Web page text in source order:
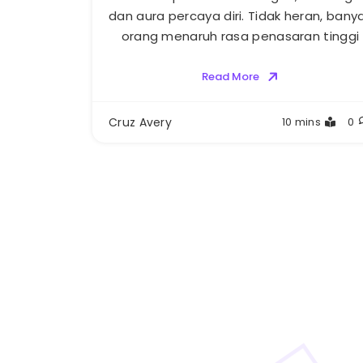
dan aura percaya diri. Tidak heran,
orang menaruh rasa penasaran tinggi
Read More
Cruz Avery 10 mins 0